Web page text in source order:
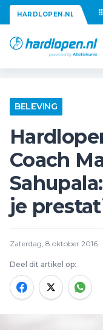
HARDLOPEN.NL
BELEVING
Coach
je
Zaterdag, 8 oktober 2016
Deel dit artikel op: